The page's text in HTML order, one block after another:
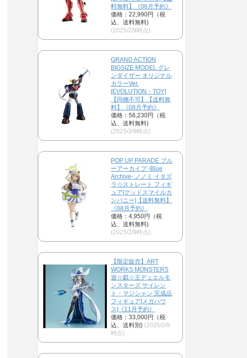
料無料】《06月予約》
価格：22,990円（税
込、送料無料)
(2025/2/9時点)
GRAND ACTION
BIGSIZE MODEL グレ
ンダイザー オリジナル
カラーVer.
[EVOLUTION・TOY]
【同梱不可】【送料無
料】《08月予約》
価格：56,230円（税
込、送料無料)
(2025/2/9時点)
POP UP PARADE ブル
ーアーカイブ -Blue
Archive- ノノミ イタズ
ラ☆ストレート フィギ
ュア[グッドスマイルカ
ンパニー]【送料無料】
《08月予約》
価格：4,950円（税
込、送料無料)
(2025/2/9時点)
【限定販売】ART
WORKS MONSTERS
遊☆戯☆王デュエルモ
ンスターズ サイレン
ト・マジシャン 完成品
フィギュア[メガハウ
ス]《11月予約》
価格：33,000円（税
込、送料別) (2025/2/9
時点)